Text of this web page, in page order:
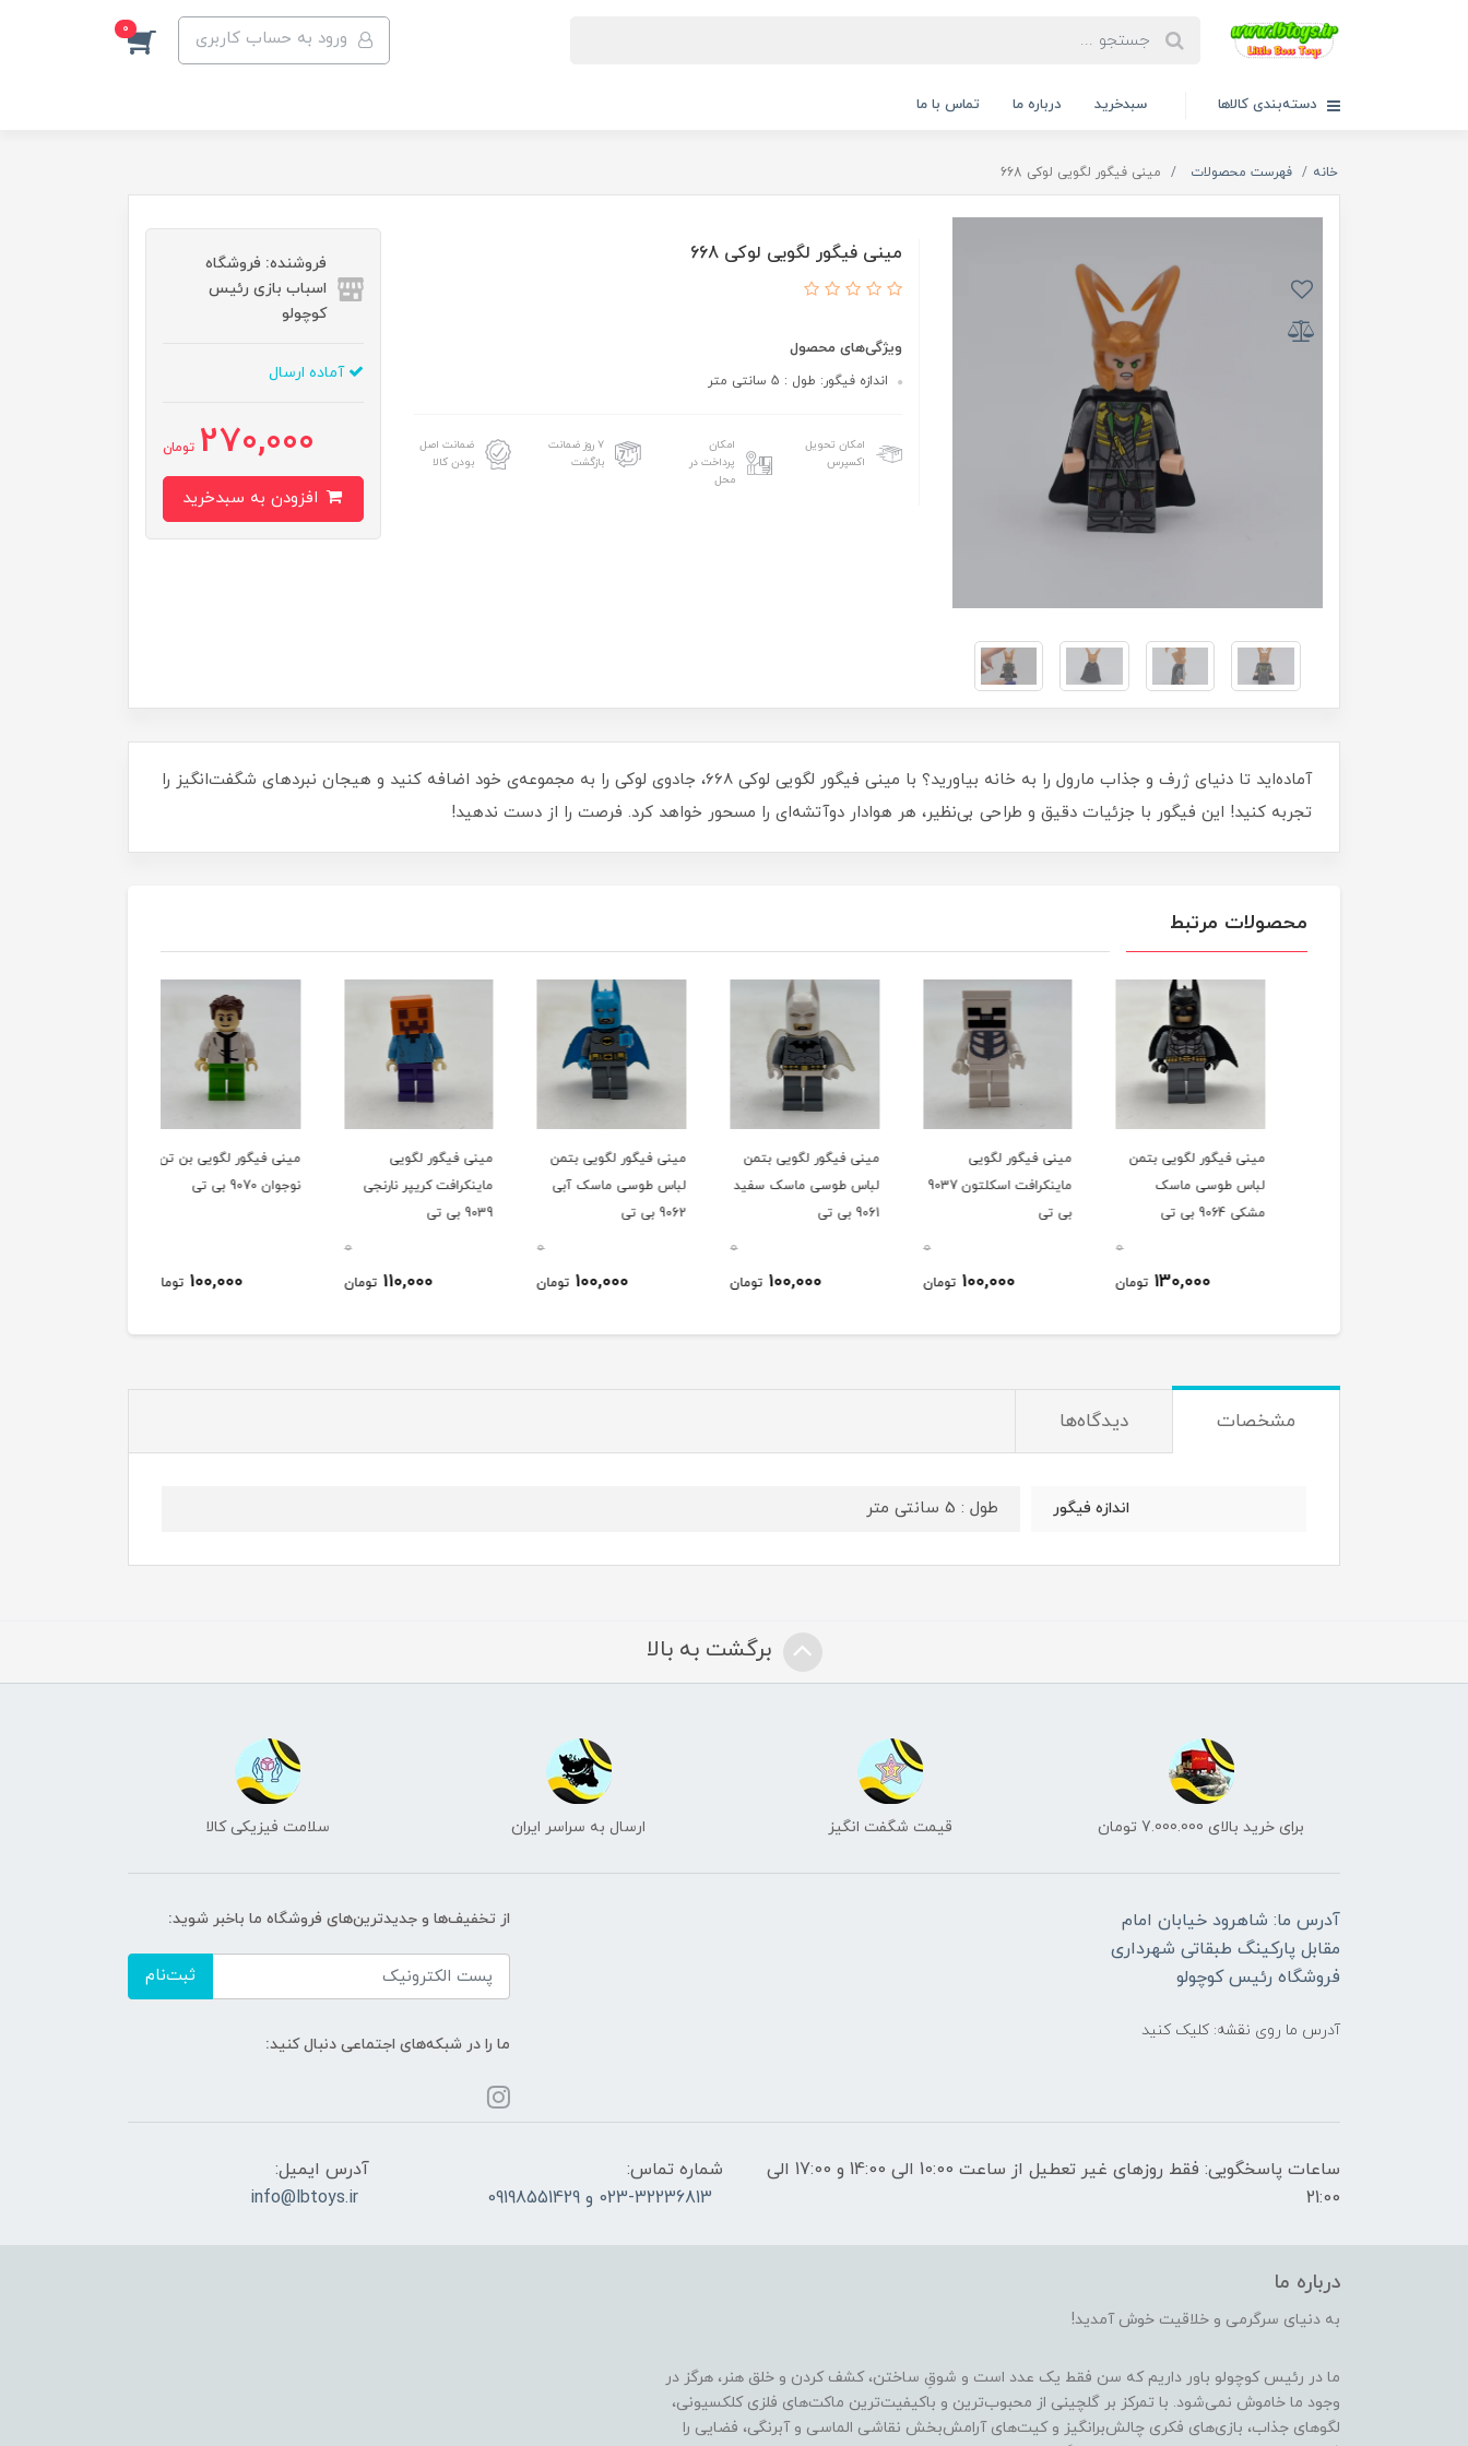
ورود به حساب کاربری 0
دسته‌بندی کالاها سبدخرید درباره ما تماس با ما
خانه فهرست محصولات مینی فیگور لگویی لوکی 668
مینی فیگور لگویی لوکی 668
ویژگی‌های محصول
اندازه فیگور: طول : 5 سانتی متر
امکان تحویل
اکسپرس
امکان
پرداخت در
محل
۷ روز ضمانت
بازگشت
ضمانت اصل
بودن کالا
فروشنده: فروشگاه
اسباب بازی رئیس
کوچولو
آماده ارسال
270,000 تومان
آماده‌اید تا دنیای ژرف و جذاب مارول را به خانه بیاورید؟ با مینی فیگور لگویی لوکی 668، جادوی لوکی را به مجموعه‌ی خود اضافه کنید و هیجان نبردهای شگفت‌انگیز را
تجربه کنید! این فیگور با جزئیات دقیق و طراحی بی‌نظیر، هر هوادار دوآتشه‌ای را مسحور خواهد کرد. فرصت را از دست ندهید!
محصولات مرتبط
مینی فیگور لگویی بتمن
لباس طوسی ماسک
مشکی 9064 بی تی
130,000 تومان
مینی فیگور لگویی
ماینکرافت اسکلتون 9037
بی تی
100,000 تومان
مینی فیگور لگویی بتمن
لباس طوسی ماسک سفید
100,000 تومان
مینی فیگور لگویی بتمن
لباس طوسی ماسک آبی
100,000 تومان
مینی فیگور لگویی
ماینکرافت کریپر نارنجی
9039 بی تی
110,000 تومان
مینی فیگور لگویی بن تن
نوجوان 9070 بی تی
100,000 تومان
مشخصات دیدگاه‌ها
اندازه فیگور طول : 5 سانتی متر
برگشت به بالا
برای خرید بالای 7.000.000 تومان قیمت شگفت انگیز ارسال به سراسر ایران سلامت فیزیکی کالا
آدرس ما: شاهرود خیابان امام
مقابل پارکینگ طبقاتی شهرداری
فروشگاه رئیس کوچولو
آدرس ما روی نقشه: کلیک کنید
از تخفیف‌ها و جدیدترین‌های فروشگاه ما باخبر شوید:
ثبت‌نام
ما را در شبکه‌های اجتماعی دنبال کنید:
ساعات پاسخگویی: فقط روزهای غیر تعطیل از ساعت 10:00 الی 14:00 و 17:00 الی
21:00
شماره تماس:
023-32236813 و 09198551429
آدرس ایمیل:
info@lbtoys.ir
درباره ما
به دنیای سرگرمی و خلاقیت خوش آمدید!
ما در رئیس کوچولو باور داریم که سن فقط یک عدد است و شوقِ ساختن، کشف کردن و خلق هنر، هرگز در
وجود ما خاموش نمی‌شود. با تمرکز بر گلچینی از محبوب‌ترین و باکیفیت‌ترین ماکت‌های فلزی کلکسیونی،
لگوهای جذاب، بازی‌های فکری چالش‌برانگیز و کیت‌های آرامش‌بخش نقاشی الماسی و آبرنگی، فضایی را